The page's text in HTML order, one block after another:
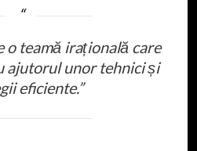
o teamă irațională care
ajutorul unor tehnici și
eficiente.”